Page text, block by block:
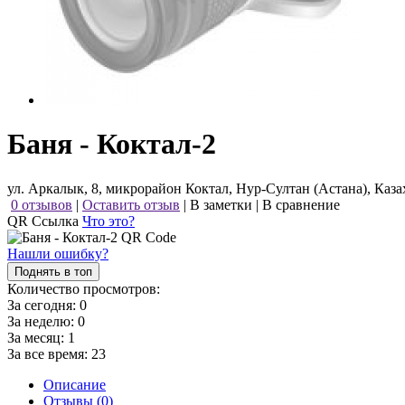
Баня - Коктал-2
ул. Аркалык, 8, микрорайон Коктал, Нур-Султан (Астана),
0 отзывов | Оставить отзыв | В заметки | В сравнение
QR Ссылка Что это?
Нашли ошибку?
Поднять в топ
Количество просмотров:
За сегодня: 0
За неделю: 0
За месяц: 1
За все время: 23
Описание
Отзывы (0)